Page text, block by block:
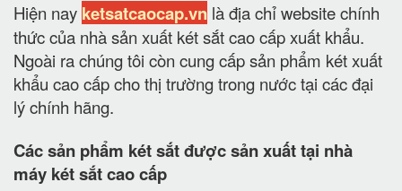
Hiện nay ketsatcaocap.vn là địa chỉ website chính
thức của nhà sản xuất két sắt cao cấp xuất khẩu.
Ngoài ra chúng tôi còn cung cấp sản phẩm két xuất
khẩu cao cấp cho thị trường trong nước tại các đại
lý chính hãng.
Các sản phẩm két sắt được sản xuất tại nhà
máy két sắt cao cấp